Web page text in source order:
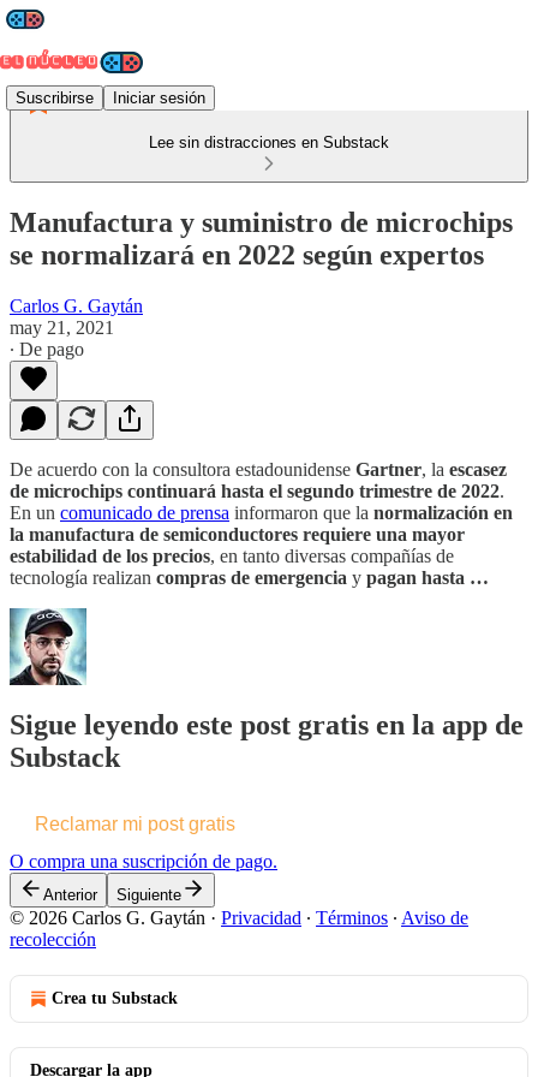
Suscribirse Iniciar sesión
Lee sin distracciones en Substack
Manufactura y suministro de microchips
se normalizará en 2022 según expertos
Carlos G. Gaytán
may 21, 2021
∙ De pago
De acuerdo con la consultora estadounidense Gartner, la escasez
de microchips continuará hasta el segundo trimestre de 2022.
En un comunicado de prensa informaron que la normalización en
la manufactura de semiconductores requiere una mayor
estabilidad de los precios, en tanto diversas compañías de
tecnología realizan compras de emergencia y pagan hasta …
Sigue leyendo este post gratis en la app de
Substack
Reclamar mi post gratis
O compra una suscripción de pago.
Anterior Siguiente
© 2026 Carlos G. Gaytán · Privacidad ∙ Términos ∙ Aviso de
recolección
Crea tu Substack
Descargar la app